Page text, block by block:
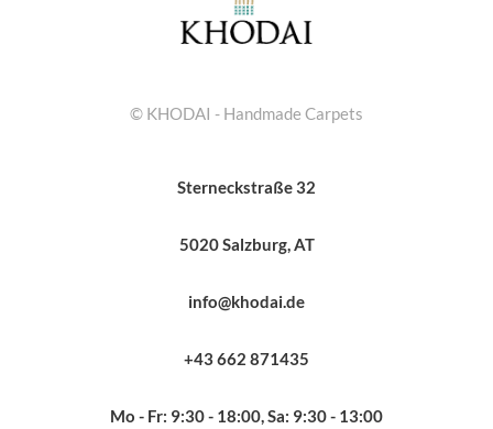
© KHODAI - Handmade Carpets
Sterneckstraße 32
5020 Salzburg, AT
info@khodai.de
+43 662 871435
Mo - Fr: 9:30 - 18:00, Sa: 9:30 - 13:00